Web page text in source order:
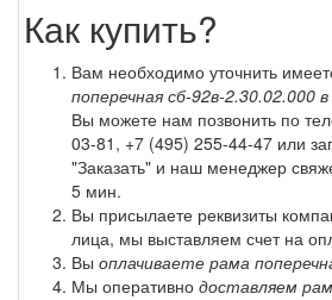
Как купить?
Вам необходимо уточнить
поперечная сб-92в-2.30.02.000
Вы можете нам позвонить по
03-81 , +7 (495) 255-44-47 или
"Заказать" и наш менеджер
5 мин.
Вы присылаете реквизиты
лица, мы выставляем счет на
Вы оплачиваете рама
Мы оперативно доставляем